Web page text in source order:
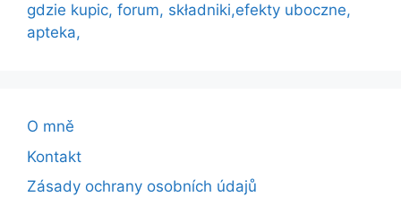
gdzie kupic, forum, składniki,efekty uboczne,
apteka,
O mně
Kontakt
Zásady ochrany osobních údajů